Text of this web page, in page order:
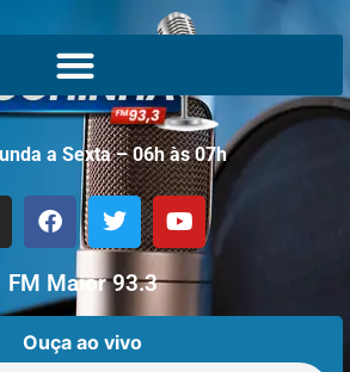
a Sexta – 06h às 07h
FM Maior 93.3
Ouça ao vivo